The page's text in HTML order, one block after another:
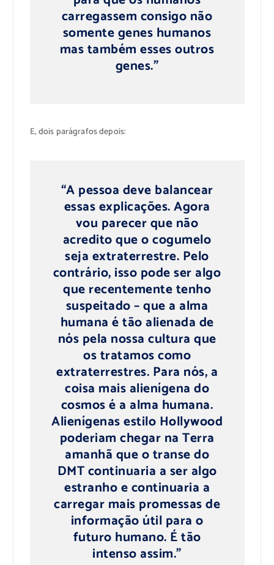
carregassem consigo não
somente genes humanos
mas também esses outros
genes.”
E, dois parágrafos depois:
“A pessoa deve balancear
essas explicações. Agora
vou parecer que não
acredito que o cogumelo
seja extraterrestre. Pelo
contrário, isso pode ser algo
que recentemente tenho
suspeitado – que a alma
humana é tão alienada de
nós pela nossa cultura que
os tratamos como
extraterrestres. Para nós, a
coisa mais alienígena do
cosmos é a alma humana.
Alienígenas estilo Hollywood
poderiam chegar na Terra
amanhã que o transe do
DMT continuaria a ser algo
estranho e continuaria a
carregar mais promessas de
informação útil para o
futuro humano. É tão
intenso assim.”